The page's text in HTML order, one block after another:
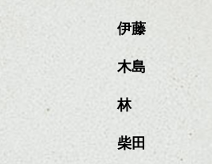
伊藤
木島
林
柴田